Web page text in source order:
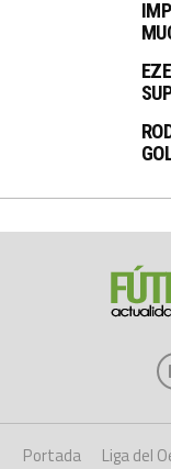
Portada Liga del